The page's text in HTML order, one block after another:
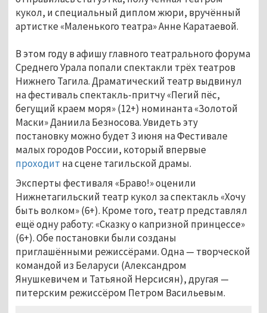
кукол, и специальный диплом жюри, вручённый
артистке «Маленького театра» Анне Каратаевой.
В этом году в афишу главного театрального форума
Среднего Урала попали спектакли трёх театров
Нижнего Тагила. Драматический театр выдвинул
на фестиваль спектакль-притчу «Пегий пёс,
бегущий краем моря» (12+) номинанта «Золотой
Маски» Даниила Безносова. Увидеть эту
постановку можно будет 3 июня на Фестивале
малых городов России, который впервые
проходит на сцене тагильской драмы.
Эксперты фестиваля «Браво!» оценили
Нижнетагильский театр кукол за спектакль «Хочу
быть волком» (6+). Кроме того, театр представлял
ещё одну работу: «Сказку о капризной принцессе»
(6+). Обе постановки были созданы
приглашёнными режиссёрами. Одна — творческой
командой из Беларуси (Александром
Янушкевичем и Татьяной Нерсисян), другая —
питерским режиссёром Петром Васильевым.